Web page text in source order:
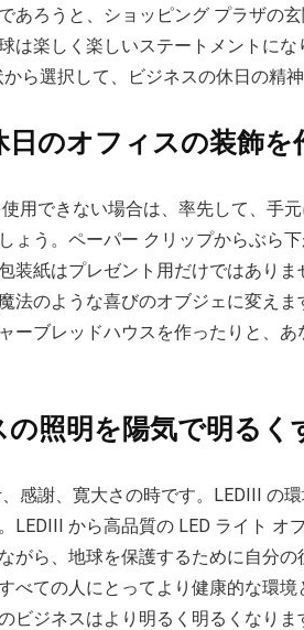
あろうと、ショッピング プラザの
は楽しく楽しいステートメントに
ら選択して、ビジネスの休日の精神
日のオフィスの装飾を
用できない場合は、率先して、手
ょう。ペーパー クリップからぶら
装紙はプレゼント用だけではありま
法のような喜びのオブジェに変え
ーブレッドハウスを作ったりと、
の照明を陽気で明るく
感謝、寛大さの時です。LEDIII の
LEDIII から高品質の LED ライト オ
がら、地球を保護するために自分
べての人にとってより健康的な環
ビジネスはより明るく明るくなりま